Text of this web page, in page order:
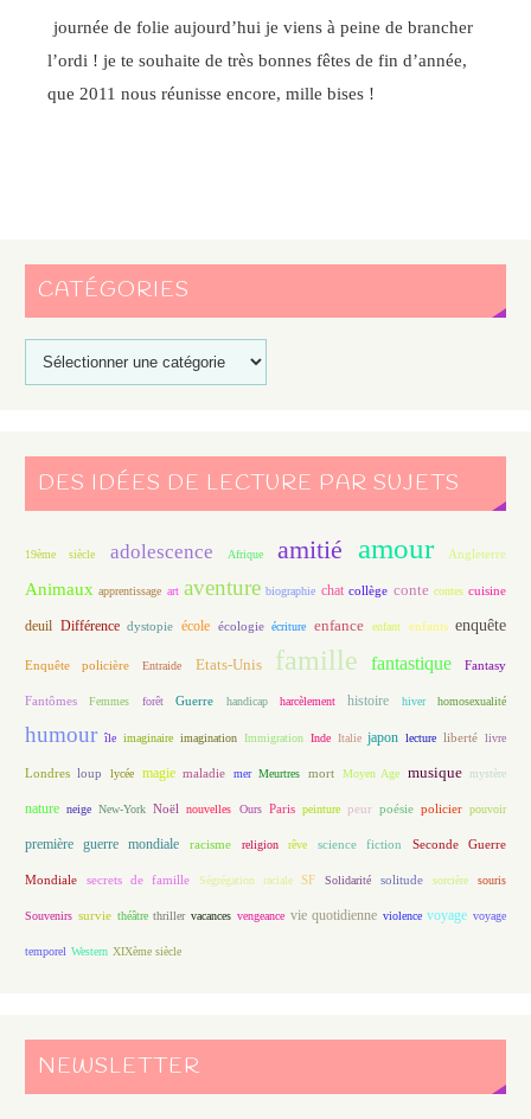
journée de folie aujourd’hui je viens à peine de brancher
l’ordi ! je te souhaite de très bonnes fêtes de fin d’année,
que 2011 nous réunisse encore, mille bises !
CATÉGORIES
DES IDÉES DE LECTURE PAR SUJETS
19ème siècle adolescence Afrique amitié amour Angleterre
Animaux apprentissage art aventure biographie chat collège conte contes cuisine
deuil Différence dystopie école écologie écriture enfance enfant enfants enquête
Enquête policière Entraide Etats-Unis famille fantastique Fantasy
Fantômes Femmes forêt Guerre handicap harcèlement histoire hiver homosexualité
humour île imaginaire imagination Immigration Inde Italie japon lecture liberté livre
Londres loup lycée magie maladie mer Meurtres mort Moyen Age musique mystère
nature neige New-York Noël nouvelles Ours Paris peinture peur poésie policier pouvoir
première guerre mondiale racisme religion rêve science fiction Seconde Guerre
Mondiale secrets de famille Ségrégation raciale SF Solidarité solitude sorcière souris
Souvenirs survie théâtre thriller vacances vengeance vie quotidienne violence voyage voyage
temporel Western XIXème siècle
NEWSLETTER